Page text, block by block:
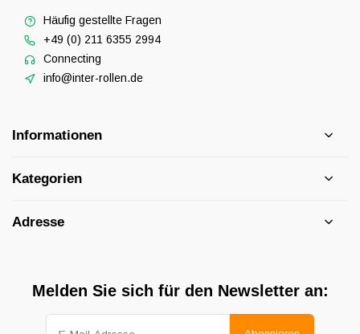
Häufig gestellte Fragen
+49 (0) 211 6355 2994
Connecting
info@inter-rollen.de
Informationen
Kategorien
Adresse
Melden Sie sich für den Newsletter an: